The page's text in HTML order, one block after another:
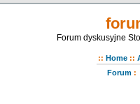
Forum dyskusyjne
:: Home ::
Forum: